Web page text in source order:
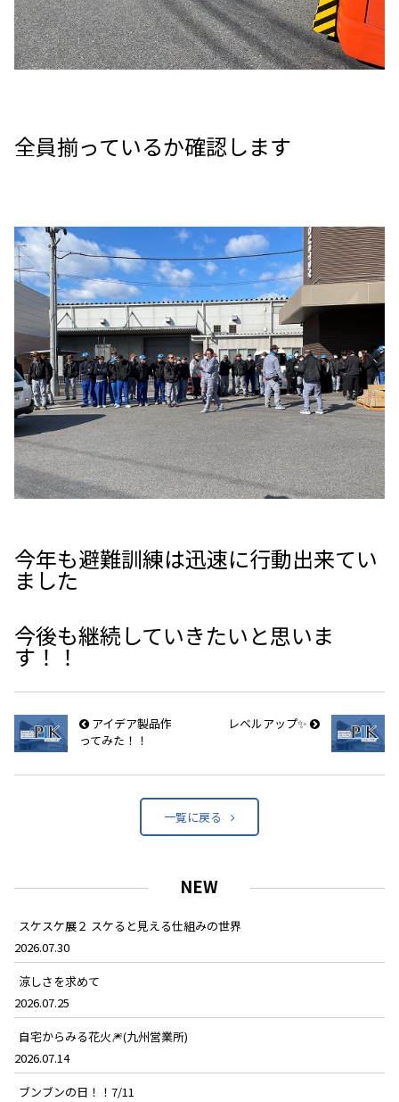
全員揃っているか確認します
今年も避難訓練は迅速に行動出来てい
ました
今後も継続していきたいと思いま
す！！
アイデア製品作
ってみた！！
レベルアップ✨
一覧に戻る
NEW
スケスケ展２ スケると見える仕組みの世界
2026.07.30
涼しさを求めて
2026.07.25
自宅からみる花火🎆(九州営業所)
2026.07.14
ブンブンの日！！7/11